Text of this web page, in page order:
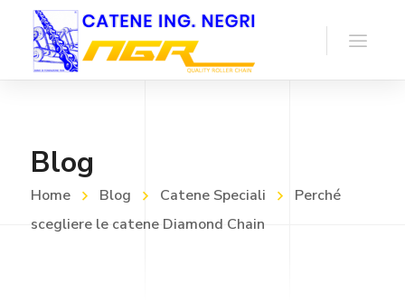
Blog
Home Blog Catene Speciali
Perché
scegliere le catene Diamond Chain